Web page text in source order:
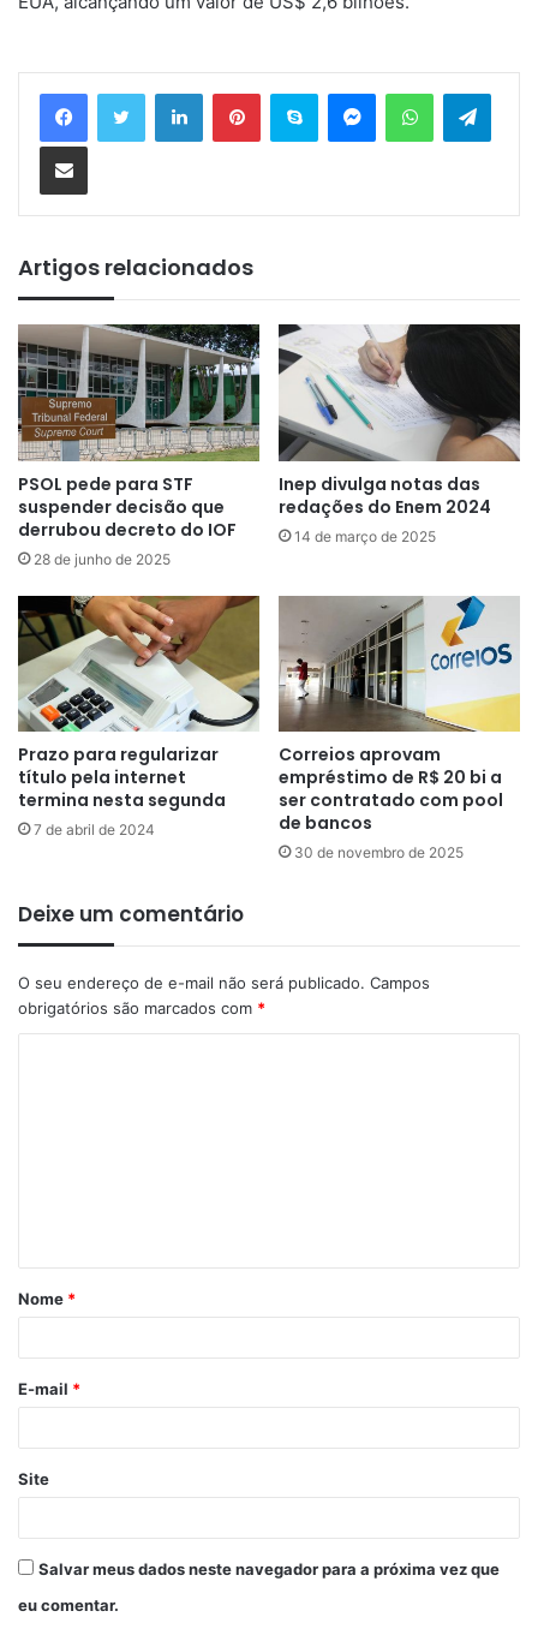
Artigos relacionados
PSOL pede para STF
suspender decisão que
derrubou decreto do IOF
28 de junho de 2025
Inep divulga notas das
redações do Enem 2024
14 de março de 2025
Prazo para regularizar
título pela internet
termina nesta segunda
7 de abril de 2024
Correios aprovam
empréstimo de R$ 20 bi a
ser contratado com pool
de bancos
30 de novembro de 2025
Deixe um comentário
O seu endereço de e-mail não será publicado. Campos
obrigatórios são marcados com *
á
r
*
Nome *
E-mail *
Site
Salvar meus dados neste navegador para a próxima vez que
eu comentar.